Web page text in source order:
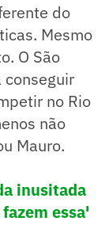
do
Mesmo
O São
conseguir
no Rio
não
Mauro.
inusitada
essa'